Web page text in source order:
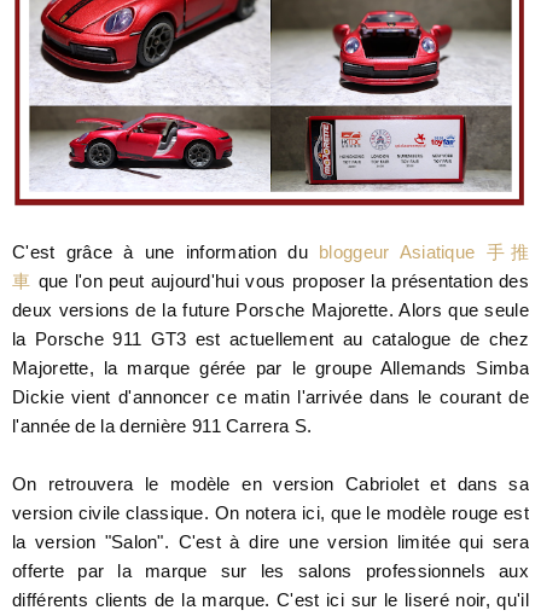
C'est grâce à une information du bloggeur Asiatique 手推
車 que l'on peut aujourd'hui vous proposer la présentation des
deux versions de la future Porsche Majorette. Alors que seule
la Porsche 911 GT3 est actuellement au catalogue de chez
Majorette, la marque gérée par le groupe Allemands Simba
Dickie vient d'annoncer ce matin l'arrivée dans le courant de
l'année de la dernière 911 Carrera S.
On retrouvera le modèle en version Cabriolet et dans sa
version civile classique. On notera ici, que le modèle rouge est
la version "Salon". C'est à dire une version limitée qui sera
offerte par la marque sur les salons professionnels aux
différents clients de la marque. C'est ici sur le liseré noir, qu'il